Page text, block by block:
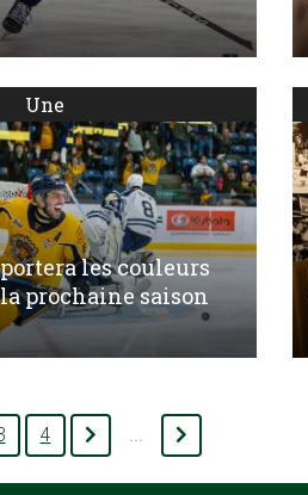
Une
les couleurs
la prochaine saison
4 ...